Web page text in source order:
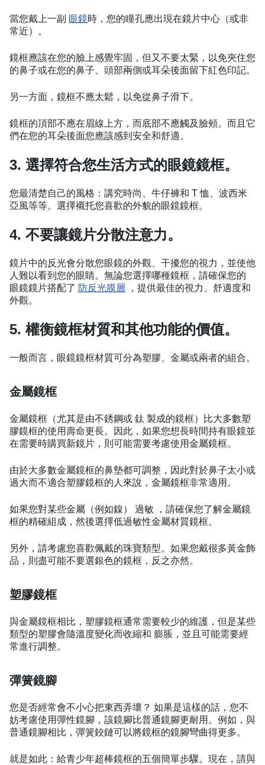
當您戴上一副 眼鏡時，您的瞳孔應出現在鏡片中心（或非
常近）。
鏡框應該在您的臉上感覺牢固，但又不要太緊，以免夾住您
的鼻子或在您的鼻子、頭部兩側或耳朵後面留下紅色印記。
另一方面，鏡框不應太鬆，以免從鼻子滑下。
鏡框的頂部不應在眉線上方，而底部不應觸及臉頰。而且它
們在您的耳朵後面您應該感到安全和舒適。
3. 選擇符合您生活方式的眼鏡鏡框。
您最清楚自己的風格：講究時尚、牛仔褲和 T 恤、波西米
亞風等等。選擇襯托您喜歡的外貌的眼鏡鏡框。
4. 不要讓鏡片分散注意力。
鏡片中的反光會分散您眼鏡的外觀、干擾您的視力，並使他
人難以看到您的眼睛。無論您選擇哪種鏡框，請確保您的
眼鏡鏡片搭配了 防反光膜層 ，提供最佳的視力、舒適度和
外觀。
5. 權衡鏡框材質和其他功能的價值。
一般而言，眼鏡鏡框材質可分為塑膠、金屬或兩者的組合。
金屬鏡框
金屬鏡框（尤其是由不銹鋼或 鈦 製成的鏡框）比大多數塑
膠鏡框的使用壽命更長。因此，如果您想長時間持有眼鏡並
在需要時購買新鏡片，則可能需要考慮使用金屬鏡框。
由於大多數金屬鏡框的鼻墊都可調整，因此對於鼻子太小或
過大而不適合塑膠鏡框的人來說，金屬鏡框非常適用。
如果您對某些金屬（例如鎳） 過敏 ，請確保您了解金屬鏡
框的精確組成，然後選擇低過敏性金屬材質鏡框。
另外，請考慮您喜歡佩戴的珠寶類型。如果您戴很多黃金飾
品，則盡可能不要選銀色的鏡框，反之亦然。
塑膠鏡框
與金屬鏡框相比，塑膠鏡框通常需要較少的維護，但是某些
類型的塑膠會隨溫度變化而收縮和 膨脹，並且可能需要經
常進行調整。
彈簧鏡腳
您是否經常會不小心把東西弄壞？ 如果是這樣的話，您不
妨考慮使用彈性鏡腳，該鏡腳比普通鏡腳更耐用。例如，與
普通鏡腳相比，彈簧鉸鏈可以將鏡框的鏡腳彎曲得更多。
就是如此：給青少年超棒鏡框的五個簡單步驟。現在，請與